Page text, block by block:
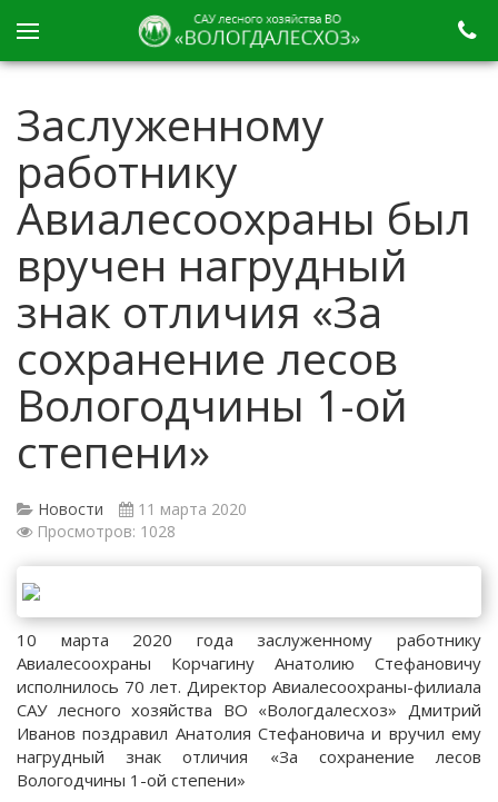
Заслуженному
работнику
Авиалесоохраны был
вручен нагрудный
знак отличия «За
сохранение лесов
Вологодчины 1-ой
степени»
Новости
11 марта 2020
Просмотров: 1028
10 марта 2020 года заслуженному работнику
Авиалесоохраны Корчагину Анатолию Стефановичу
исполнилось 70 лет. Директор Авиалесоохраны-филиала
САУ лесного хозяйства ВО «Вологдалесхоз» Дмитрий
Иванов поздравил Анатолия Стефановича и вручил ему
нагрудный знак отличия «За сохранение лесов
Вологодчины 1-ой степени»